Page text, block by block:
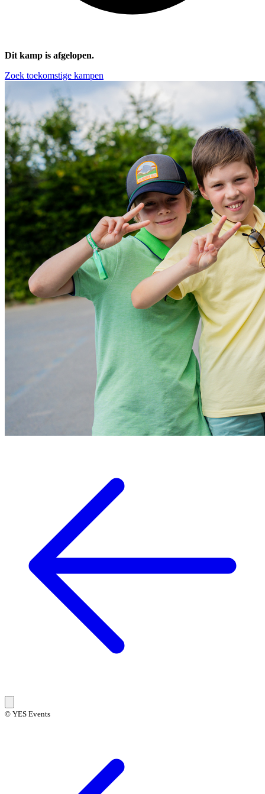
Dit kamp is afgelopen.
Zoek toekomstige kampen
© YES Events